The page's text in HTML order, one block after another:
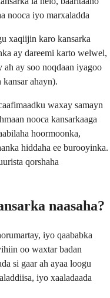
nooca iyo marxaladda
xaqiijin karo kansarka
ay dareemi karto welwel,
ah ay soo noqdaan iyagoo
kansar ahayn).
waxay samayn
nooca kansarkaaga
hoormoonka,
hiddaha ee burooyinka.
qorshaha
naasaha?
iyo qaababka
oo waxtar badan
si gaar ah ayaa loogu
iyo xaaladaada